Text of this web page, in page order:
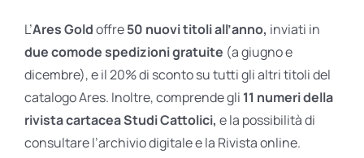
L’Ares Goldoffre50 nuovi titoli all’anno, inviati in
due comode spedizioni gratuite (a giugno e
dicembre), e il 20% di sconto su tutti gli altri titoli del
catalogo Ares. Inoltre, comprende gli 11 numeri della
rivista cartacea Studi Cattolici, e la possibilità di
consultare l’archivio digitale e la Rivista online.